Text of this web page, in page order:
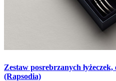
Zestaw posrebrzanych
(Rapsodia)